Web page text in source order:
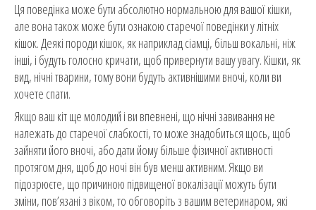
Ця поведінка може бути абсолютно нормальною для вашої кішки,
але вона також може бути ознакою старечої поведінки у літніх
кішок. Деякі породи кішок, як наприклад сіамці, більш вокальні, ніж
інші, і будуть голосно кричати, щоб привернути вашу увагу. Кішки, як
вид, нічні тварини, тому вони будуть активнішими вночі, коли ви
хочете спати.
Якщо ваш кіт ще молодий і ви впевнені, що нічні завивання не
належать до старечої слабкості, то може знадобиться щось, щоб
зайняти його вночі, або дати йому більше фізичної активності
протягом дня, щоб до ночі він був менш активним. Якщо ви
підозрюєте, що причиною підвищеної вокалізації можуть бути
зміни, пов’язані з віком, то обговоріть з вашим ветеринаром, які